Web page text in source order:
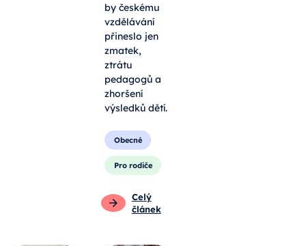
by českému
vzdělávání
přineslo jen
zmatek,
ztrátu
pedagogů a
zhoršení
výsledků dětí.
Obecné
Pro rodiče
Celý
článek